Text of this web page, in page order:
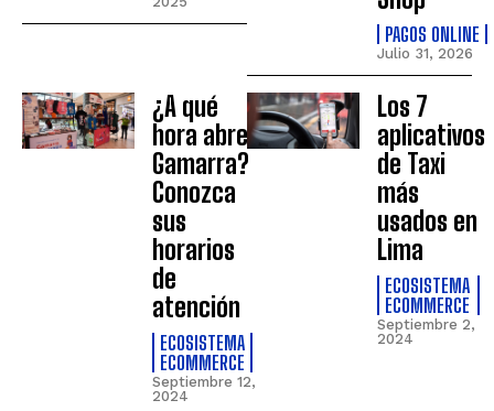
PAGOS ONLINE
Julio 31, 2026
¿A qué
hora abre
Gamarra?
Conozca
sus
horarios
de
atención
ECOSISTEMA
ECOMMERCE
Septiembre 12,
2024
Los 7
aplicativos
de Taxi
más
usados en
Lima
ECOSISTEMA
ECOMMERCE
Septiembre 2,
2024